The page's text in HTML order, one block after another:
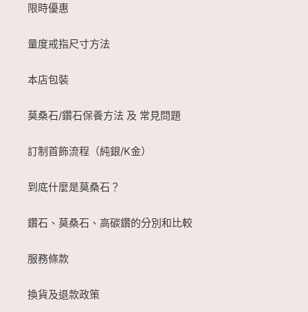
限時優惠
量度戒指尺寸方法
本店包裝
莫桑石/鑽石保養方法 及 常見問題
訂制首飾流程（純銀/K金）
到底什麼是莫桑石？
鑽石、莫桑石、高碳鑽的分別和比較
服務條款
換貨及退款政策